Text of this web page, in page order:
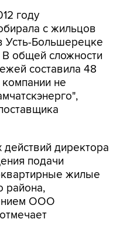
году
с жильцов
Усть-Большерецке
В общей сложности
составила 48
не
директора
подачи
жилые
района,
ООО